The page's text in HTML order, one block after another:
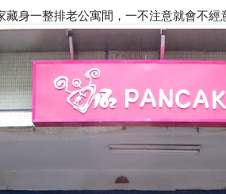
藏身一整排老公寓間，一不注意就會不經